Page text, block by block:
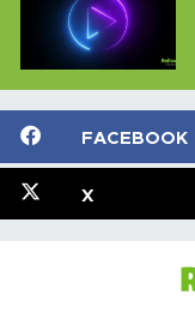
FACEBOOK
X